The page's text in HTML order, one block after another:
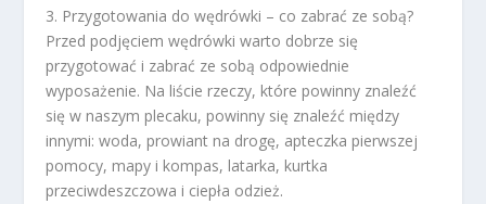
3. Przygotowania do wędrówki – co zabrać ze sobą?
Przed podjęciem wędrówki warto dobrze się
przygotować i zabrać ze sobą odpowiednie
wyposażenie. Na liście rzeczy, które powinny znaleźć
się w naszym plecaku, powinny się znaleźć między
innymi: woda, prowiant na drogę, apteczka pierwszej
pomocy, mapy i kompas, latarka, kurtka
przeciwdeszczowa i ciepła odzież.